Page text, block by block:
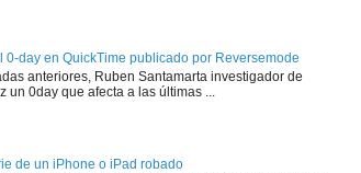
0-day en QuickTime publicado por Reversemode
anteriores, Ruben Santamarta investigador de
0day que afecta a las últimas ...
de un iPhone o iPad robado